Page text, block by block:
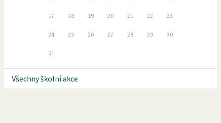
17 18 19 20 21 22 23
24 25 26 27 28 29 30
31
Všechny školní akce